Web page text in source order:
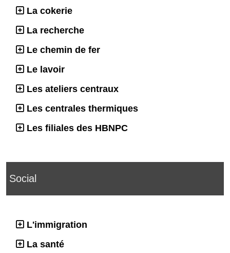
La cokerie
La recherche
Le chemin de fer
Le lavoir
Les ateliers centraux
Les centrales thermiques
Les filiales des HBNPC
Social
L'immigration
La santé